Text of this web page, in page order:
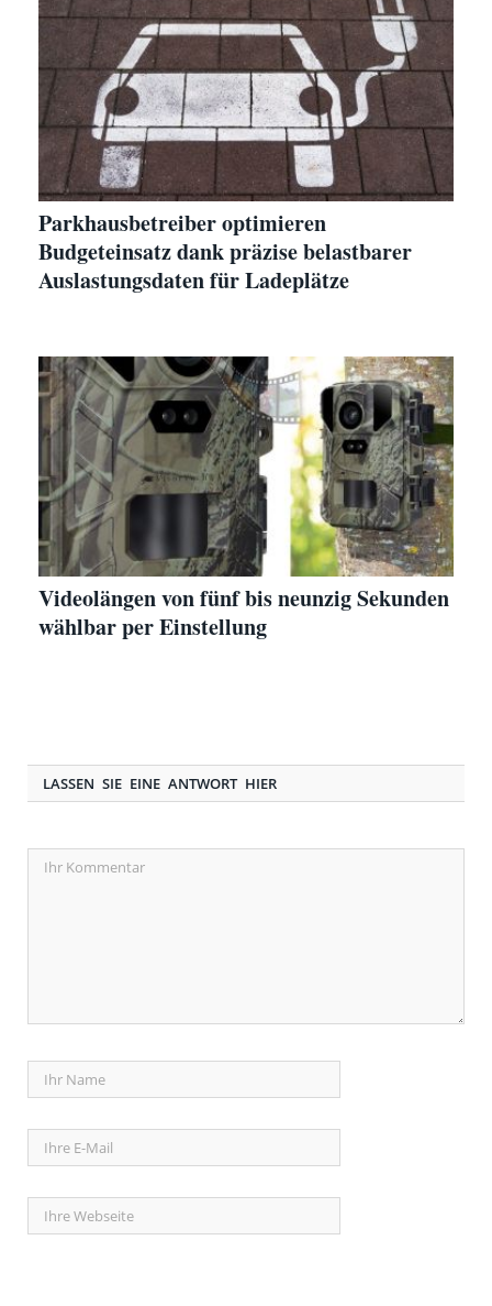
Parkhausbetreiber optimieren
Budgeteinsatz dank präzise belastbarer
Auslastungsdaten für Ladeplätze
Videolängen von fünf bis neunzig Sekunden
wählbar per Einstellung
LASSEN SIE EINE ANTWORT HIER